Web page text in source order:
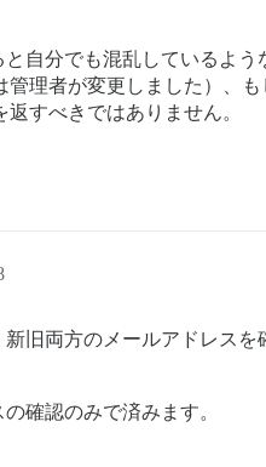
自分でも混乱しているよう
理者が変更しました）、
すべきではありません。
旧両方のメールアドレス
確認のみで済みます。